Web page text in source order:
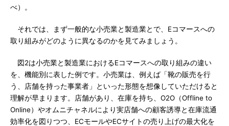
べ）。
それでは、まず一般的な小売業と製造業とで、Eコマースへの
取り組みがどのように異なるのかを見てみましょう。
図2は小売業と製造業におけるEコマースへの取り組みの違い
を、機能別に表した例です。小売業は、例えば「靴の販売を行
う、店舗を持った事業者」といった形態を想像していただけると
理解が早まります。店舗があり、在庫を持ち、O2O（Offline to
Online）やオムニチャネルにより実店舗への顧客誘導と在庫流通
効率化を図りつつ、ECモールやECサイトの売り上げの最大化を